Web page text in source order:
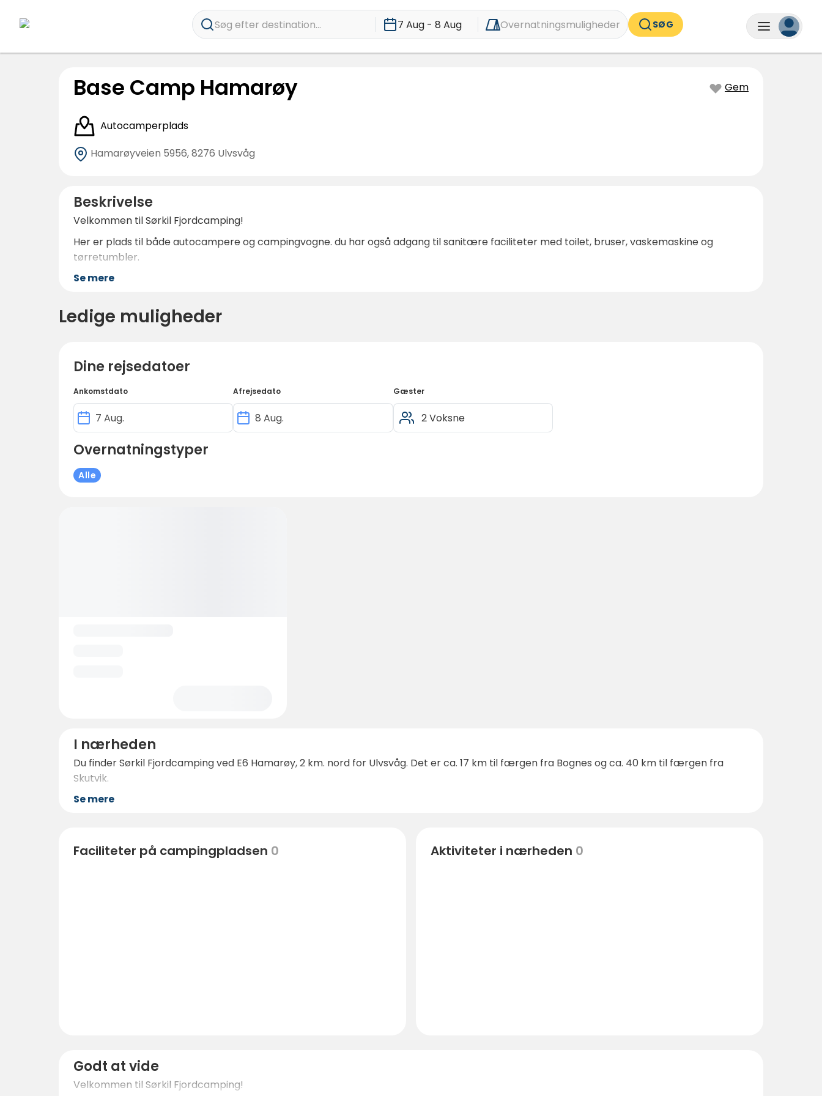
Søg efter destination... 7 Aug - 8 Aug Overnatningsmuligheder SØG
Base Camp Hamarøy Gem
Autocamperplads
Hamarøyveien 5956,8276 Ulvsvåg
Beskrivelse
Velkommen til Sørkil Fjordcamping!
Her er plads til både autocampere og campingvogne. du har også adgang til sanitære faciliteter med toilet, bruser, vaskemaskine og
tørretumbler.
Se mere
Ledige muligheder
Dine rejsedatoer
Ankomstdato Afrejsedato Gæster
Overnatningstyper
Alle
I nærheden
Du finder Sørkil Fjordcamping ved E6 Hamarøy, 2 km. nord for Ulvsvåg. Det er ca. 17 km til færgen fra Bognes og ca. 40 km til færgen fra
Skutvik.
Se mere
Faciliteter på campingpladsen 0 Aktiviteter i nærheden 0
Godt at vide
Velkommen til Sørkil Fjordcamping!